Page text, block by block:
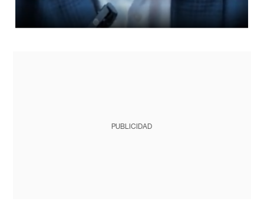
PUBLICIDAD